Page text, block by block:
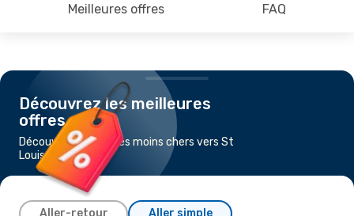
Meilleures offres FAQ
Découvrez les meilleures
offres
Découvrez les vols les moins chers vers St
Louis, MO
Aller-retour Aller simple